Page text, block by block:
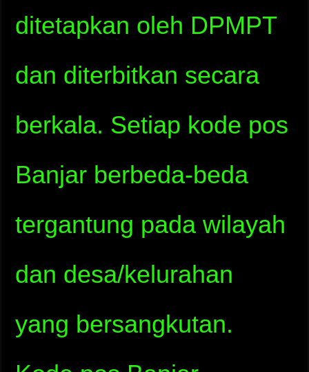
ditetapkan oleh DPMPT
dan diterbitkan secara
berkala. Setiap kode pos
Banjar berbeda-beda
tergantung pada wilayah
dan desa/kelurahan
yang bersangkutan.